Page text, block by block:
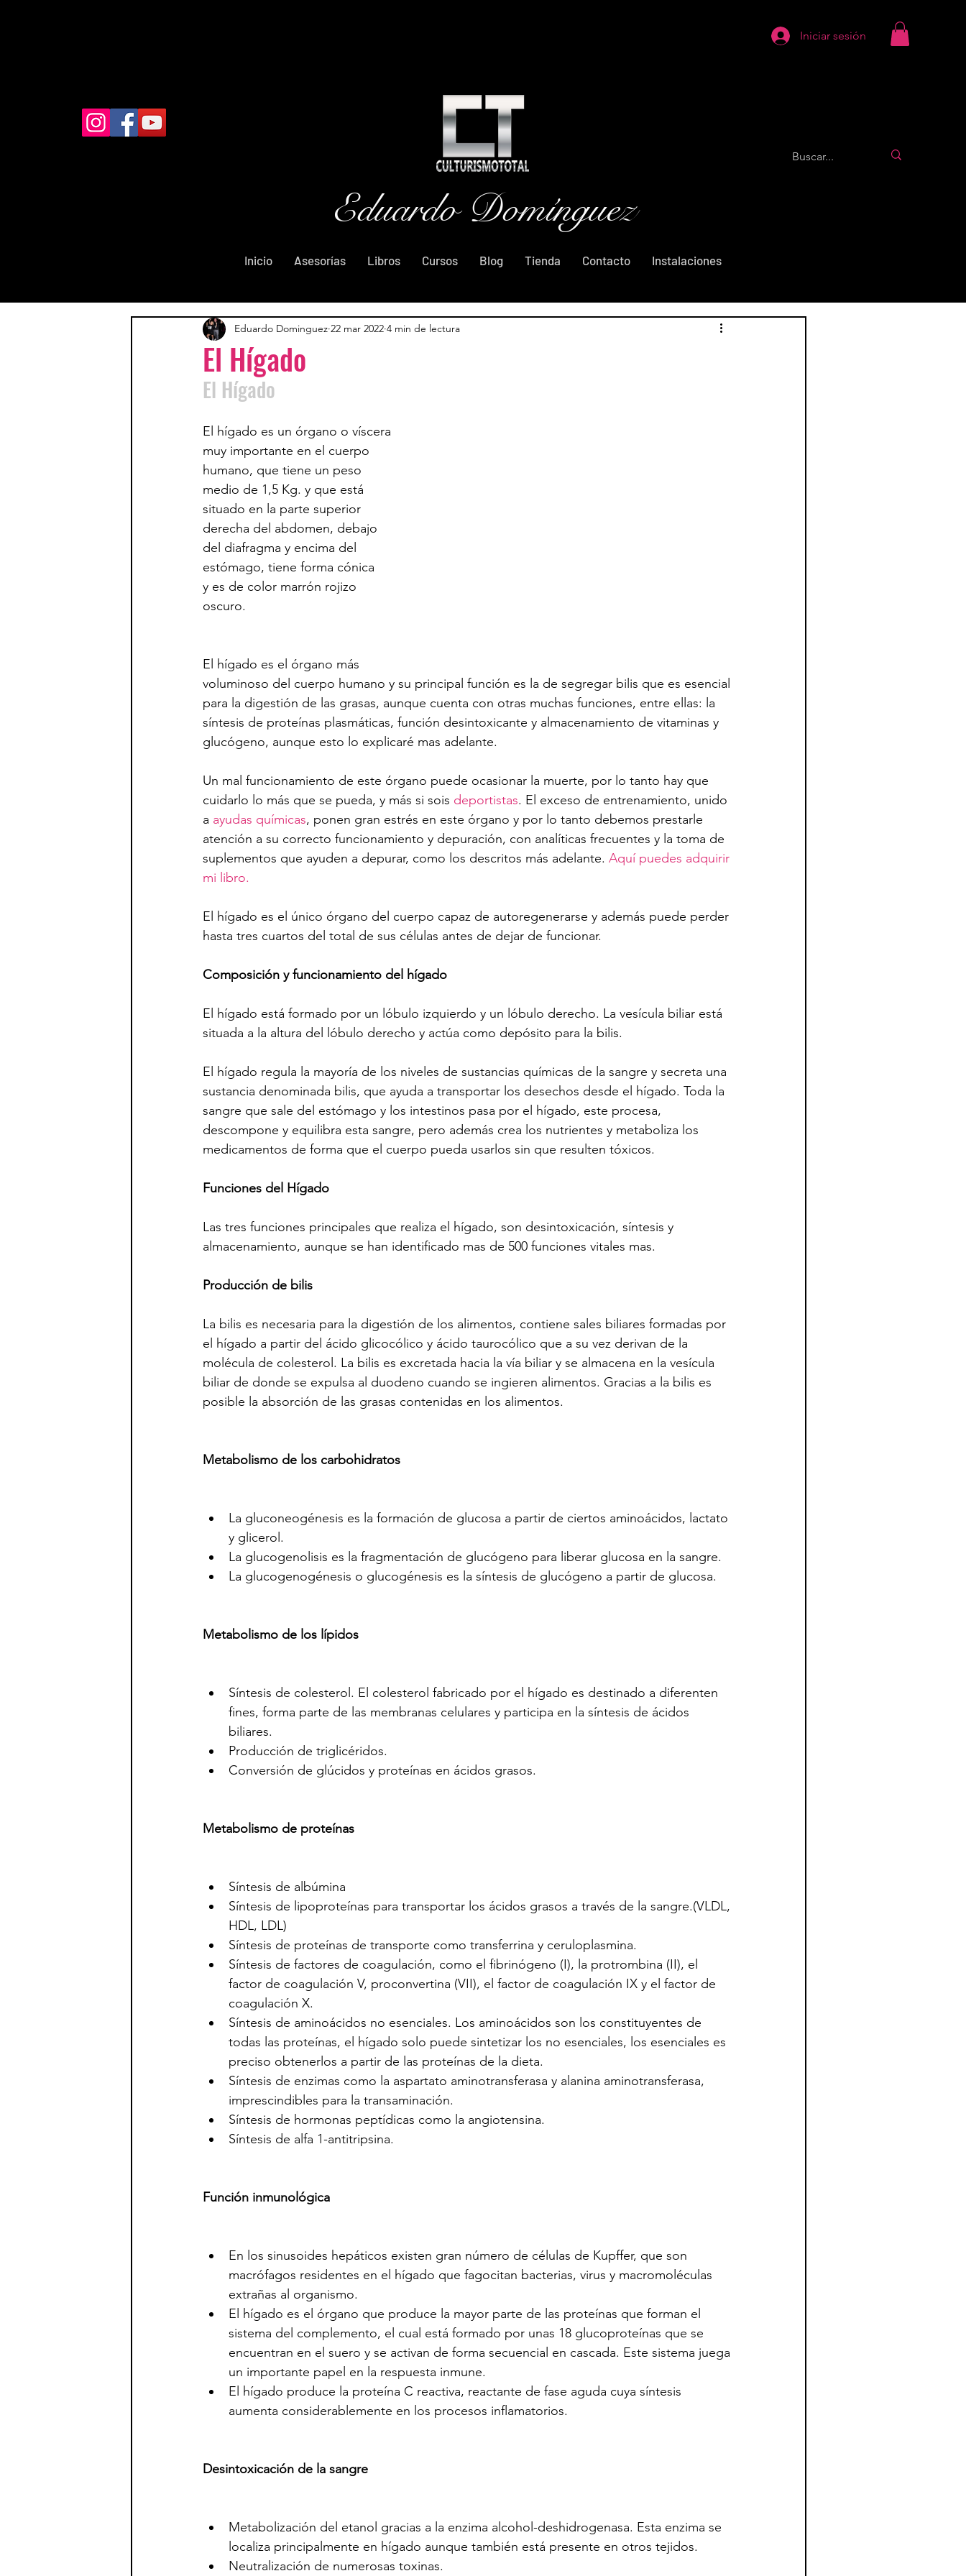
Iniciar sesión
Eduardo Domínguez
Inicio Asesorías Libros Cursos Blog Tienda Contacto Instalaciones
El Hígado
Eduardo Dominguez 22 mar 2022 4 min de lectura
El Hígado
El hígado es un órgano o víscera
muy importante en el cuerpo
humano, que tiene un peso
medio de 1,5 Kg.​ y que está
situado en la parte superior
derecha del abdomen, debajo
del diafragma y encima del
estómago, tiene forma cónica
y es de color marrón rojizo
oscuro.
El hígado es el órgano más
voluminoso del cuerpo humano y su principal función es la de segregar bilis que es esencial
para la digestión de las grasas, aunque cuenta con otras muchas funciones, entre ellas: la
síntesis de proteínas plasmáticas, función desintoxicante y almacenamiento de vitaminas y
glucógeno, aunque esto lo explicaré mas adelante.
Un mal funcionamiento de este órgano puede ocasionar la muerte, por lo tanto hay que
cuidarlo lo más que se pueda, y más si sois deportistas. El exceso de entrenamiento, unido
a ayudas químicas, ponen gran estrés en este órgano y por lo tanto debemos prestarle
atención a su correcto funcionamiento y depuración, con analíticas frecuentes y la toma de
suplementos que ayuden a depurar, como los descritos más adelante. Aquí puedes adquirir
mi libro.
El hígado es el único órgano del cuerpo capaz de autoregenerarse y además puede perder
hasta tres cuartos del total de sus células antes de dejar de funcionar.
Composición y funcionamiento del hígado
El hígado está formado por un lóbulo izquierdo y un lóbulo derecho. La vesícula biliar está
situada a la altura del lóbulo derecho y actúa como depósito para la bilis.
El hígado regula la mayoría de los niveles de sustancias químicas de la sangre y secreta una
sustancia denominada bilis, que ayuda a transportar los desechos desde el hígado. Toda la
sangre que sale del estómago y los intestinos pasa por el hígado, este procesa,
descompone y equilibra esta sangre, pero además crea los nutrientes y metaboliza los
medicamentos de forma que el cuerpo pueda usarlos sin que resulten tóxicos.
Funciones del Hígado
Las tres funciones principales que realiza el hígado, son desintoxicación, síntesis y
almacenamiento, aunque se han identificado mas de 500 funciones vitales mas.
Producción de bilis
La bilis es necesaria para la digestión de los alimentos, contiene sales biliares formadas por
el hígado a partir del ácido glicocólico y ácido taurocólico que a su vez derivan de la
molécula de colesterol. La bilis es excretada hacia la vía biliar y se almacena en la vesícula
biliar de donde se expulsa al duodeno cuando se ingieren alimentos. Gracias a la bilis es
posible la absorción de las grasas contenidas en los alimentos.
Metabolismo de los carbohidratos
La gluconeogénesis es la formación de glucosa a partir de ciertos aminoácidos, lactato
y glicerol.
La glucogenolisis es la fragmentación de glucógeno para liberar glucosa en la sangre.
La glucogenogénesis o glucogénesis es la síntesis de glucógeno a partir de glucosa.
Metabolismo de los lípidos
Síntesis de colesterol. El colesterol fabricado por el hígado es destinado a diferenten
fines, forma parte de las membranas celulares y participa en la síntesis de ácidos
biliares.
Producción de triglicéridos.
Conversión de glúcidos y proteínas en ácidos grasos.
Metabolismo de proteínas
Síntesis de albúmina
Síntesis de lipoproteínas para transportar los ácidos grasos a través de la sangre.(VLDL,
HDL, LDL)
Síntesis de proteínas de transporte como transferrina y ceruloplasmina.
Síntesis de factores de coagulación, como el fibrinógeno (I), la protrombina (II), el
factor de coagulación V, proconvertina (VII), el factor de coagulación IX y el factor de
coagulación X.
Síntesis de aminoácidos no esenciales. Los aminoácidos son los constituyentes de
todas las proteínas, el hígado solo puede sintetizar los no esenciales, los esenciales es
preciso obtenerlos a partir de las proteínas de la dieta.
Síntesis de enzimas como la aspartato aminotransferasa y alanina aminotransferasa,
imprescindibles para la transaminación.
Síntesis de hormonas peptídicas como la angiotensina.
Síntesis de alfa 1-antitripsina.
Función inmunológica
En los sinusoides hepáticos existen gran número de células de Kupffer, que son
macrófagos residentes en el hígado que fagocitan bacterias, virus y macromoléculas
extrañas al organismo.
El hígado es el órgano que produce la mayor parte de las proteínas que forman el
sistema del complemento, el cual está formado por unas 18 glucoproteínas que se
encuentran en el suero y se activan de forma secuencial en cascada. Este sistema juega
un importante papel en la respuesta inmune.
El hígado produce la proteína C reactiva, reactante de fase aguda cuya síntesis
aumenta considerablemente en los procesos inflamatorios.
Desintoxicación de la sangre
Metabolización del etanol gracias a la enzima alcohol-deshidrogenasa. Esta enzima se
localiza principalmente en hígado aunque también está presente en otros tejidos.
Neutralización de numerosas toxinas.